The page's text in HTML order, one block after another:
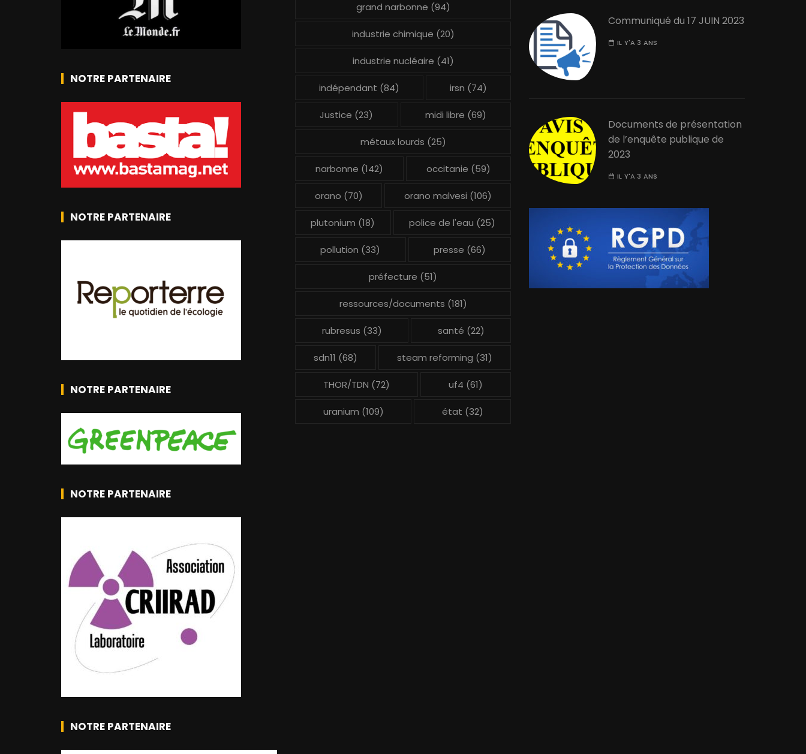
NOTRE PARTENAIRE
NOTRE PARTENAIRE
NOTRE PARTENAIRE
NOTRE PARTENAIRE
NOTRE PARTENAIRE
grand narbonne (94)
industrie chimique (20)
industrie nucléaire (41)
indépendant (84) irsn (74)
Justice (23) midi libre (69)
métaux lourds (25)
narbonne (142) occitanie (59)
orano (70) orano malvesi (106)
plutonium (18) police de l'eau (25)
pollution (33) presse (66)
préfecture (51)
ressources/documents (181)
rubresus (33) santé (22)
sdn11 (68) steam reforming (31)
THOR/TDN (72) uf4 (61)
uranium (109) état (32)
Communiqué du 17 JUIN 2023
IL Y'A 3 ANS
Documents de présentation
de l’enquête publique de
2023
IL Y'A 3 ANS